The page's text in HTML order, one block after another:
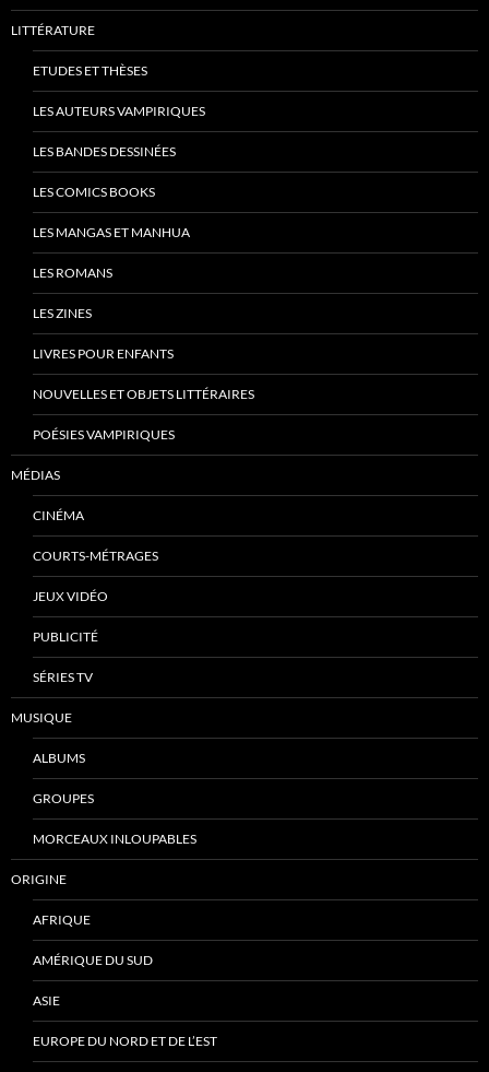
LITTÉRATURE
ETUDES ET THÈSES
LES AUTEURS VAMPIRIQUES
LES BANDES DESSINÉES
LES COMICS BOOKS
LES MANGAS ET MANHUA
LES ROMANS
LES ZINES
LIVRES POUR ENFANTS
NOUVELLES ET OBJETS LITTÉRAIRES
POÉSIES VAMPIRIQUES
MÉDIAS
CINÉMA
COURTS-MÉTRAGES
JEUX VIDÉO
PUBLICITÉ
SÉRIES TV
MUSIQUE
ALBUMS
GROUPES
MORCEAUX INLOUPABLES
ORIGINE
AFRIQUE
AMÉRIQUE DU SUD
ASIE
EUROPE DU NORD ET DE L’EST